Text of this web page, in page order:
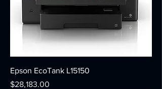
Epson EcoTank L15150
Precio
$28,183.00